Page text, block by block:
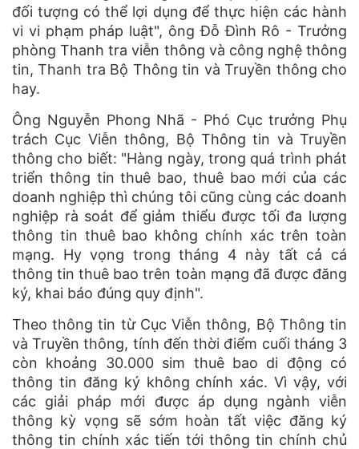
đối tượng có thể lợi dụng để thực hiện các hành
vi vi phạm pháp luật", ông Đỗ Đình Rô - Trưởng
phòng Thanh tra viễn thông và công nghệ thông
tin, Thanh tra Bộ Thông tin và Truyền thông cho
hay.
Ông Nguyễn Phong Nhã - Phó Cục trưởng Phụ
trách Cục Viễn thông, Bộ Thông tin và Truyền
thông cho biết: "Hàng ngày, trong quá trình phát
triển thông tin thuê bao, thuê bao mới của các
doanh nghiệp thì chúng tôi cũng cùng các doanh
nghiệp rà soát để giảm thiểu được tối đa lượng
thông tin thuê bao không chính xác trên toàn
mạng. Hy vọng trong tháng 4 này tất cả cá
thông tin thuê bao trên toàn mạng đã được đăng
ký, khai báo đúng quy định".
Theo thông tin từ Cục Viễn thông, Bộ Thông tin
và Truyền thông, tính đến thời điểm cuối tháng 3
còn khoảng 30.000 sim thuê bao di động có
thông tin đăng ký không chính xác. Vì vậy, với
các giải pháp mới được áp dụng ngành viễn
thông kỳ vọng sẽ sớm hoàn tất việc đăng ký
thông tin chính xác tiến tới thông tin chính chủ